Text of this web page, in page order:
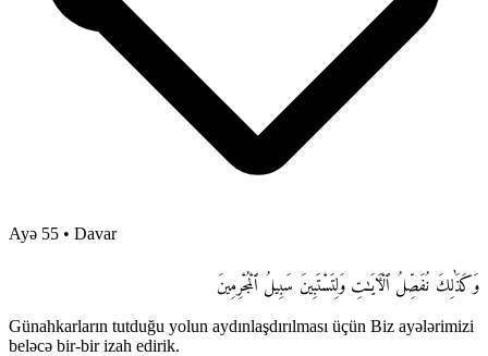
Ayə 55 • Davar
وَكَذَٰلِكَ نُفَصِّلُ ٱلْـَٔايَـٰتِ وَلِتَسْتَبِينَ سَبِيلُ ٱلْمُجْرِمِينَ
Günahkarların tutduğu yolun aydınlaşdırılması üçün Biz ayələrimizi
beləcə bir-bir izah edirik.